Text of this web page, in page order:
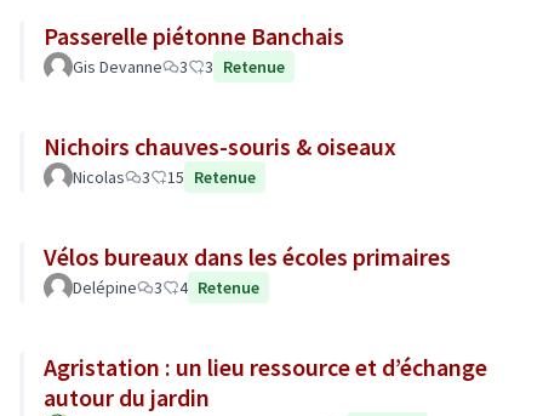
Passerelle piétonne Banchais
Gis Devanne 3 3 Retenue
Nichoirs chauves-souris & oiseaux
Nicolas 3 15 Retenue
Vélos bureaux dans les écoles primaires
Delépine 3 4 Retenue
Agristation : un lieu ressource et d’échange
autour du jardin